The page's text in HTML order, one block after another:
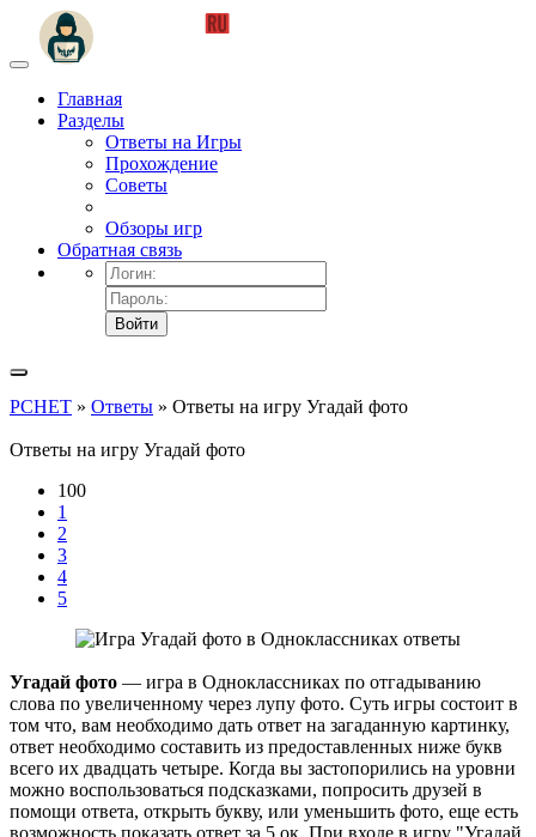
Главная
Разделы
Ответы на Игры
Прохождение
Советы
Обзоры игр
Обратная связь
Войти
PCHET » Ответы » Ответы на игру Угадай фото
Ответы на игру Угадай фото
100
1
2
3
4
5
Угадай фото — игра в Одноклассниках по отгадыванию
слова по увеличенному через лупу фото. Суть игры состоит в
том что, вам необходимо дать ответ на загаданную картинку,
ответ необходимо составить из предоставленных ниже букв
всего их двадцать четыре. Когда вы застопорились на уровни
можно воспользоваться подсказками, попросить друзей в
помощи ответа, открыть букву, или уменьшить фото, еще есть
возможность показать ответ за 5 ок. При входе в игру "Угадай